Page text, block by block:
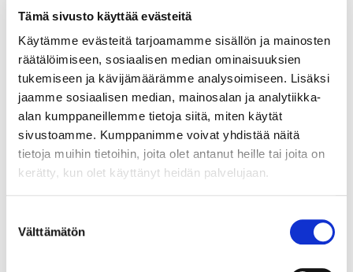
Tämä sivusto käyttää evästeitä
Käytämme evästeitä tarjoamamme sisällön ja mainosten
räätälöimiseen, sosiaalisen median ominaisuuksien
tukemiseen ja kävijämäärämme analysoimiseen. Lisäksi
jaamme sosiaalisen median, mainosalan ja analytiikka-
alan kumppaneillemme tietoja siitä, miten käytät
sivustoamme. Kumppanimme voivat yhdistää näitä
tietoja muihin tietoihin, joita olet antanut heille tai joita on
kerätty, kun olet käyttänyt heidän palvelujaan.
valinta
Välttämätön